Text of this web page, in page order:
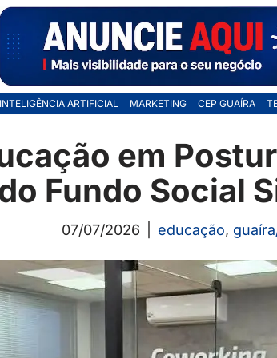
INTELIGÊNCIA ARTIFICIAL MARKETING CEP GUAÍRA
em
Fundo Social
07/07/2026 educação,